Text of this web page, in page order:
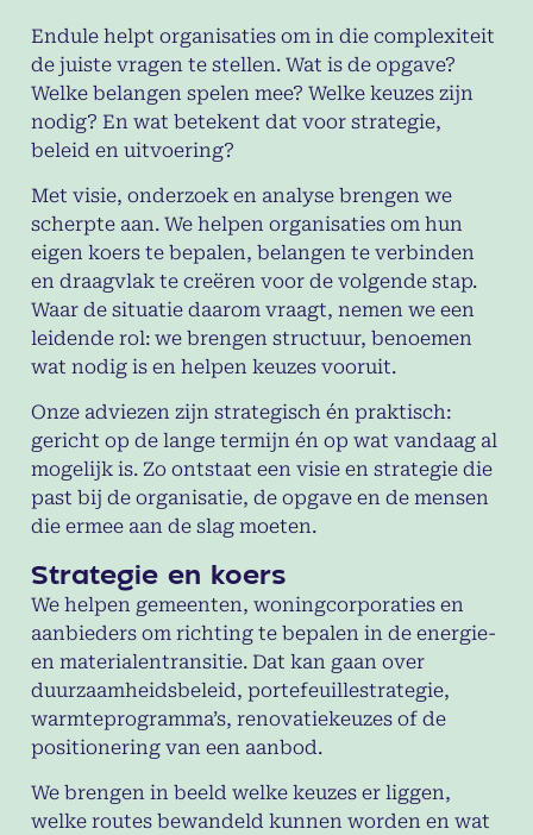
Endule helpt organisaties om in die complexiteit
de juiste vragen te stellen. Wat is de opgave?
Welke belangen spelen mee? Welke keuzes zijn
nodig? En wat betekent dat voor strategie,
beleid en uitvoering?
Met visie, onderzoek en analyse brengen we
scherpte aan. We helpen organisaties om hun
eigen koers te bepalen, belangen te verbinden
en draagvlak te creëren voor de volgende stap.
Waar de situatie daarom vraagt, nemen we een
leidende rol: we brengen structuur, benoemen
wat nodig is en helpen keuzes vooruit.
Onze adviezen zijn strategisch én praktisch:
gericht op de lange termijn én op wat vandaag al
mogelijk is. Zo ontstaat een visie en strategie die
past bij de organisatie, de opgave en de mensen
die ermee aan de slag moeten.
Strategie en koers
We helpen gemeenten, woningcorporaties en
aanbieders om richting te bepalen in de energie-
en materialentransitie. Dat kan gaan over
duurzaamheidsbeleid, portefeuillestrategie,
warmteprogramma’s, renovatiekeuzes of de
positionering van een aanbod.
We brengen in beeld welke keuzes er liggen,
welke routes bewandeld kunnen worden en wat